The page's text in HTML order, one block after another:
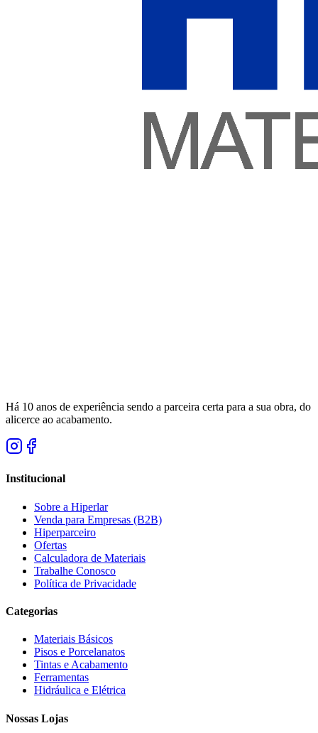
Há 10 anos de experiência sendo a parceira certa para a sua obra, do
alicerce ao acabamento.
Institucional
Sobre a Hiperlar
Venda para Empresas (B2B)
Hiperparceiro
Ofertas
Calculadora de Materiais
Trabalhe Conosco
Política de Privacidade
Categorias
Materiais Básicos
Pisos e Porcelanatos
Tintas e Acabamento
Ferramentas
Hidráulica e Elétrica
Nossas Lojas